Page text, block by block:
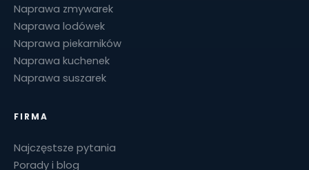
Naprawa zmywarek
Naprawa lodówek
Naprawa piekarników
Naprawa kuchenek
Naprawa suszarek
FIRMA
Najczęstsze pytania
Porady i blog